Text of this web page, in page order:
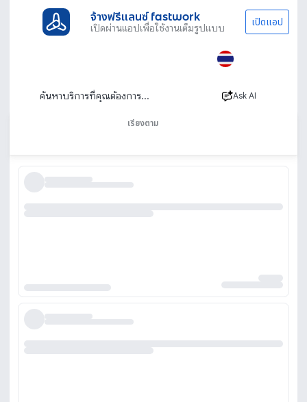
จ้างฟรีแลนซ์ fastwork
เปิดผ่านแอปเพื่อใช้งานเต็มรูปแบบ เปิดแอป
Ask AI
สื่อสิ่งพิมพ์และนามบัตร
รับออกแบบโบรชัวร์ รับออกแบบใบปลิว ออกแบบ
แผ่นพับ
เรียงตาม